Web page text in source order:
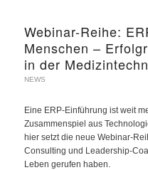
Webinar-Reihe:
Menschen –
in der
NEWS
Eine ERP-Einführung ist weit
Zusammenspiel aus
hier setzt die neue Webinar-
Consulting und Leadership-
Leben gerufen haben.